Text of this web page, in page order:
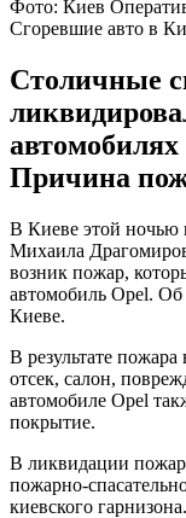
Фото: Киев
Сгоревшие авто в
Столичные
Причина
В Киеве этой ночью
Михаила
возник пожар,
автомобиль Opel.
Киеве.
В результате
отсек, салон,
автомобиле Opel
покрытие.
В ликвидации
пожарно-
киевского гарнизона.